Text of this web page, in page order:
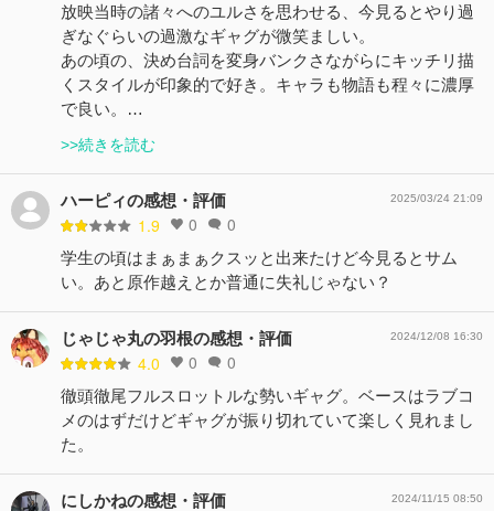
放映当時の諸々へのユルさを思わせる、今見るとやり過
ぎなぐらいの過激なギャグが微笑ましい。
あの頃の、決め台詞を変身バンクさながらにキッチリ描
くスタイルが印象的で好き。キャラも物語も程々に濃厚
で良い。…
>>続きを読む
ハーピィの感想・評価
1.9 0 0
2025/03/24 21:09
学生の頃はまぁまぁクスッと出来たけど今見るとサム
い。あと原作越えとか普通に失礼じゃない？
じゃじゃ丸の羽根の感想・評価
4.0 0 0
2024/12/08 16:30
徹頭徹尾フルスロットルな勢いギャグ。ベースはラブコ
メのはずだけどギャグが振り切れていて楽しく見れまし
た。
にしかねの感想・評価 2024/11/15 08:50